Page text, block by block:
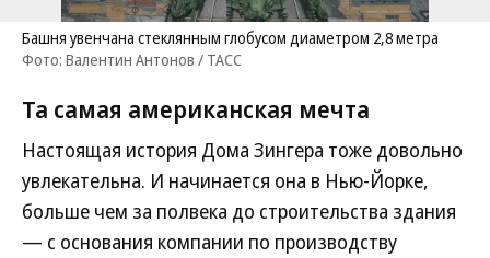
Башня увенчана стеклянным глобусом диаметром 2,8 метра
Фото: Валентин Антонов / ТАСС
Та самая американская мечта
Настоящая история Дома Зингера тоже довольно
увлекательна. И начинается она в Нью-Йорке,
больше чем за полвека до строительства здания
— с основания компании по производству